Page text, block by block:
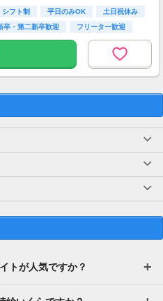
シフト制 平日のみOK
土日祝休み
卒・第二新卒歓迎 フリーター歓迎
トが人気ですか？